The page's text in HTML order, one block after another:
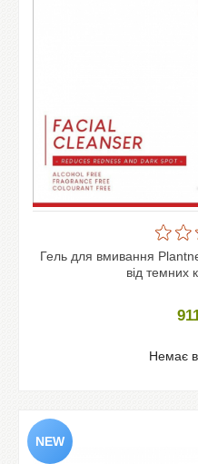
Гель для вмивання
від темних
Немає в